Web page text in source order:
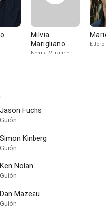
Milvia
Marigliano
Nonna Mirande
Ettore
Jason Fuchs
Guión
Simon Kinberg
Guión
Ken Nolan
Guión
Dan Mazeau
Guión